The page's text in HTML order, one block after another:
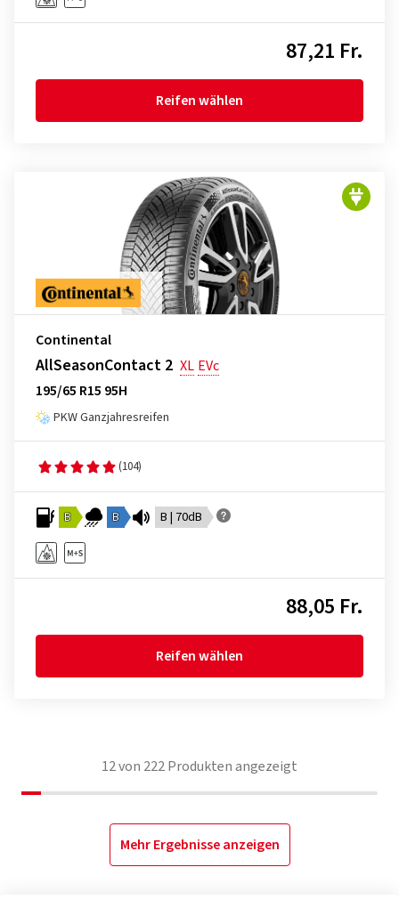
87,21 Fr.
Reifen wählen
Continental
AllSeasonContact 2 XL EVc
195/65 R15 95H
PKW Ganzjahresreifen
(104)
B B B | 70dB
88,05 Fr.
Reifen wählen
12von 222Produkten angezeigt
Mehr Ergebnisse anzeigen